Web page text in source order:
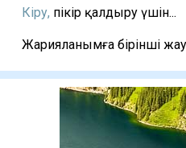
Кіру, пікір қалдыру үшін...
Жарияланымға бірінші